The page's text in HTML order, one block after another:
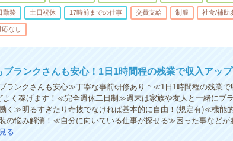
勤務 土日祝休 17時前までの仕事 交費支給 制服 社食/補助
応なし
ブランクさんも安心！1日1時間程の残業で収入アップ
ランクさんも安心≫丁寧な事前研修あり＊≪1日1時間程の残業
よく稼げます！≪完全週休二日制≫週末は家族や友人と一緒にプ
く≫明るすぎたり奇抜でなければ基本的に自由！(規定有)≪機能
の悩み解消！≪自分に向いている仕事が探せる≫困った事などが
る